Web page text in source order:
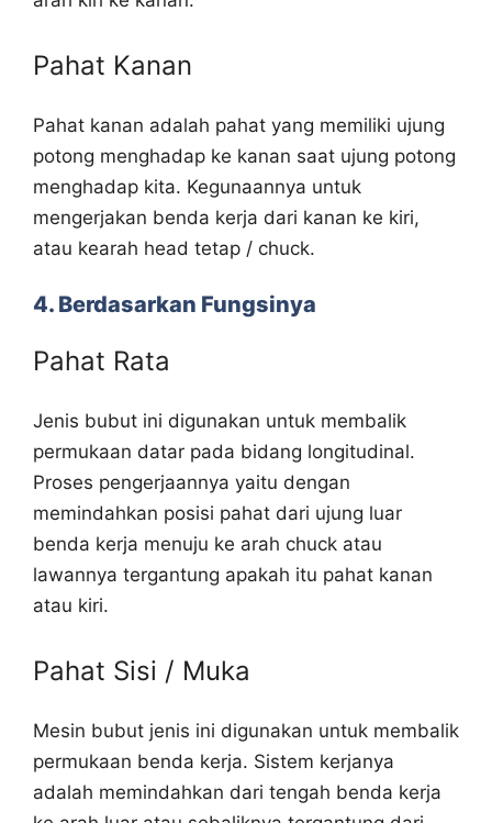
Pahat Kanan
Pahat kanan adalah pahat yang memiliki ujung
potong menghadap ke kanan saat ujung potong
menghadap kita. Kegunaannya untuk
mengerjakan benda kerja dari kanan ke kiri,
atau kearah head tetap / chuck.
4. Berdasarkan Fungsinya
Pahat Rata
Jenis bubut ini digunakan untuk membalik
permukaan datar pada bidang longitudinal.
Proses pengerjaannya yaitu dengan
memindahkan posisi pahat dari ujung luar
benda kerja menuju ke arah chuck atau
lawannya tergantung apakah itu pahat kanan
atau kiri.
Pahat Sisi / Muka
Mesin bubut jenis ini digunakan untuk membalik
permukaan benda kerja. Sistem kerjanya
adalah memindahkan dari tengah benda kerja